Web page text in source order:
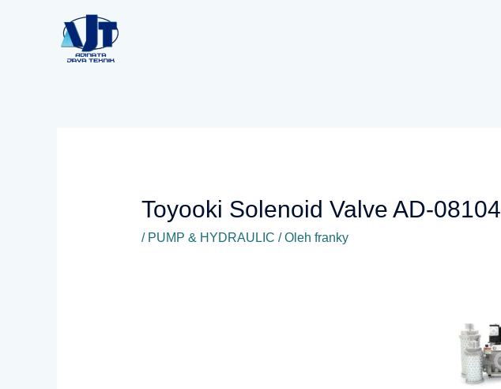
Toyooki Solenoid Valve AD-08104
/ PUMP & HYDRAULIC / Oleh franky